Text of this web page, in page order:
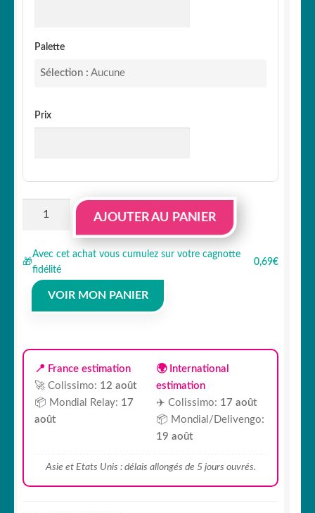
Palette
Sélection : Aucune
Prix
de
stickers
étriers
frein
Porsche
AJOUTER AU PANIER
🎁
Avec cet achat vous cumulez sur votre cagnotte
fidélité
0,69€
VOIR MON PANIER
📍 France estimation
🚀 Colissimo: 12 août
📦 Mondial Relay: 17
août
🌍 International
estimation
✈️ Colissimo: 17 août
📦 Mondial/Delivengo:
19 août
Asie et Etats Unis : délais allongés de 5 jours ouvrés.